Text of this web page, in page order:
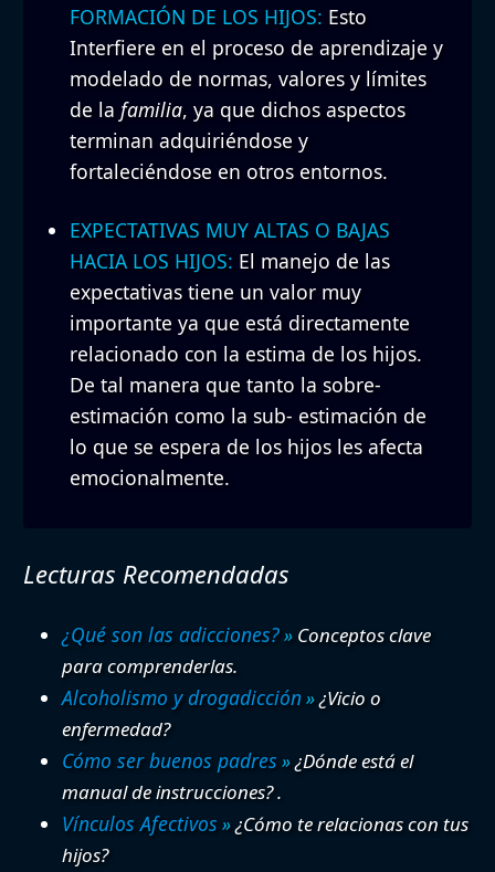
FORMACIÓN DE LOS HIJOS: Esto
Interfiere en el proceso de aprendizaje y
modelado de normas, valores y límites
de la familia, ya que dichos aspectos
terminan adquiriéndose y
fortaleciéndose en otros entornos.
EXPECTATIVAS MUY ALTAS O BAJAS
HACIA LOS HIJOS: El manejo de las
expectativas tiene un valor muy
importante ya que está directamente
relacionado con la estima de los hijos.
De tal manera que tanto la sobre-
estimación como la sub- estimación de
lo que se espera de los hijos les afecta
emocionalmente.
Lecturas Recomendadas
¿Qué son las adicciones?» Conceptos clave
para comprenderlas.
Alcoholismo y drogadicción»¿Vicio o
enfermedad?
Cómo ser buenos padres »¿Dónde está el
manual de instrucciones? .
Vínculos Afectivos »¿Cómo te relacionas con tus
hijos?